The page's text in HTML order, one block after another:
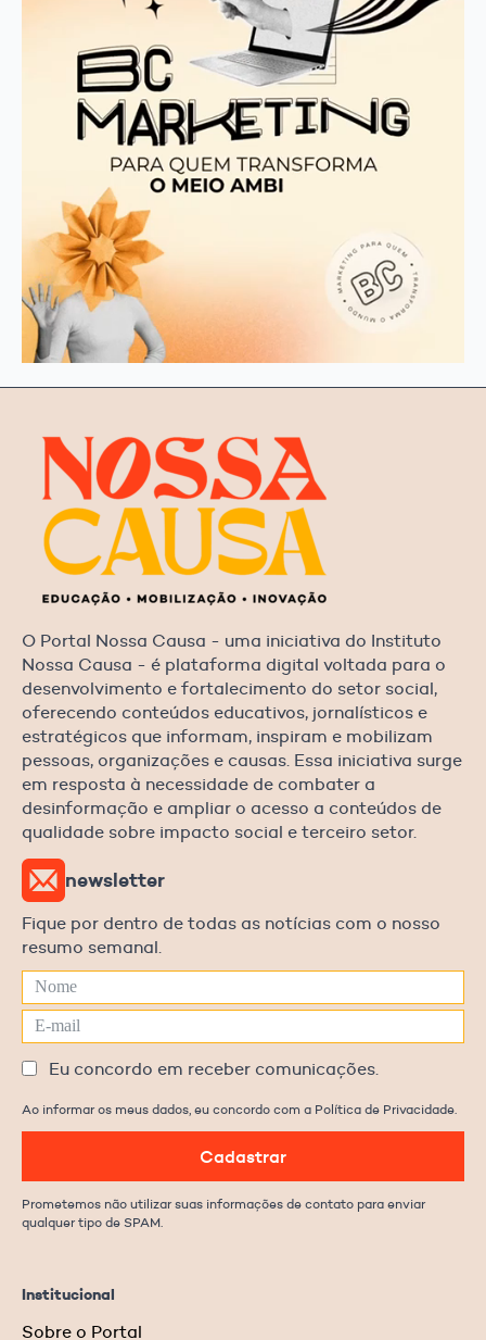
O Portal Nossa Causa - uma iniciativa do Instituto
Nossa Causa - é plataforma digital voltada para o
desenvolvimento e fortalecimento do setor social,
oferecendo conteúdos educativos, jornalísticos e
estratégicos que informam, inspiram e mobilizam
pessoas, organizações e causas. Essa iniciativa surge
em resposta à necessidade de combater a
desinformação e ampliar o acesso a conteúdos de
qualidade sobre impacto social e terceiro setor.
Institucional
Sobre o Portal
newsletter
Fique por dentro de todas as notícias com o nosso
resumo semanal.
Eu concordo em receber comunicações.
Ao informar os meus dados, eu concordo com a Política de Privacidade.
Cadastrar
Prometemos não utilizar suas informações de contato para enviar
qualquer tipo de SPAM.